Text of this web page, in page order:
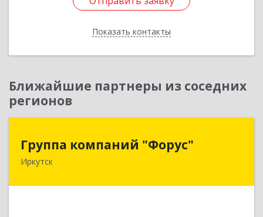
Показать контакты
Назад
Ближайшие партнеры из соседних
регионов
Группа компаний "Форус"
Иркутск
Группа компаний "Форус"
664007, Иркутская обл, Иркутск г, Ямская ул,